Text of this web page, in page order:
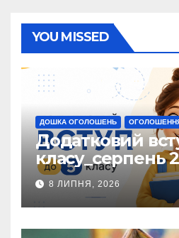
YOU MISSED
ДОШКА ОГОЛОШЕНЬ
Додатковий
класу_серпень
8 ЛИПНЯ, 2026